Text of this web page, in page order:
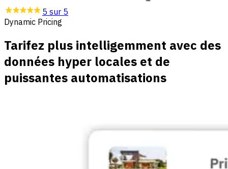
5 sur 5
Dynamic Pricing
Tarifez plus intelligemment avec des
données hyper locales et de
puissantes automatisations